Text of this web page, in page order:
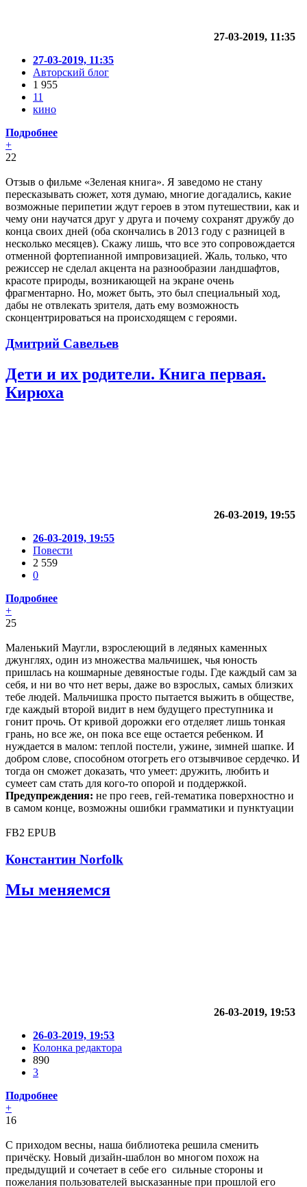
27-03-2019, 11:35
27-03-2019, 11:35
Авторский блог
1 955
11
кино
Подробнее
+
22
Отзыв о фильме «Зеленая книга». Я заведомо не стану
пересказывать сюжет, хотя думаю, многие догадались, какие
возможные перипетии ждут героев в этом путешествии, как и
чему они научатся друг у друга и почему сохранят дружбу до
конца своих дней (оба скончались в 2013 году с разницей в
несколько месяцев). Скажу лишь, что все это сопровождается
отменной фортепианной импровизацией. Жаль, только, что
режиссер не сделал акцента на разнообразии ландшафтов,
красоте природы, возникающей на экране очень
фрагментарно. Но, может быть, это был специальный ход,
дабы не отвлекать зрителя, дать ему возможность
сконцентрироваться на происходящем с героями.
Дмитрий Савельев
Дети и их родители. Книга первая.
Кирюха
26-03-2019, 19:55
26-03-2019, 19:55
Повести
2 559
0
Подробнее
+
25
Маленький Маугли, взрослеющий в ледяных каменных
джунглях, один из множества мальчишек, чья юность
пришлась на кошмарные девяностые годы. Где каждый сам за
себя, и ни во что нет веры, даже во взрослых, самых близких
тебе людей. Мальчишка просто пытается выжить в обществе,
где каждый второй видит в нем будущего преступника и
гонит прочь. От кривой дорожки его отделяет лишь тонкая
грань, но все же, он пока все еще остается ребенком. И
нуждается в малом: теплой постели, ужине, зимней шапке. И
добром слове, способном отогреть его отзывчивое сердечко. И
тогда он сможет доказать, что умеет: дружить, любить и
сумеет сам стать для кого-то опорой и поддержкой.
Предупреждения: не про геев, гей-тематика поверхностно и
в самом конце, возможны ошибки грамматики и пунктуации
FB2 EPUB
Константин Norfolk
Мы меняемся
26-03-2019, 19:53
26-03-2019, 19:53
Колонка редактора
890
3
Подробнее
+
16
С приходом весны, наша библиотека решила сменить
причёску. Новый дизайн-шаблон во многом похож на
предыдущий и сочетает в себе его сильные стороны и
пожелания пользователей высказанные при прошлой его